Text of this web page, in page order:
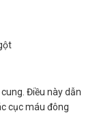
Điều này dẫn
cục máu đông